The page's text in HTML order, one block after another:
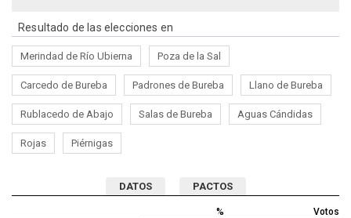
Resultado de las elecciones en
Merindad de Río Ubierna Poza de la Sal
Carcedo de Bureba Padrones de Bureba Llano de Bureba
Rublacedo de Abajo Salas de Bureba Aguas Cándidas
Rojas Piérnigas
DATOS PACTOS
% Votos